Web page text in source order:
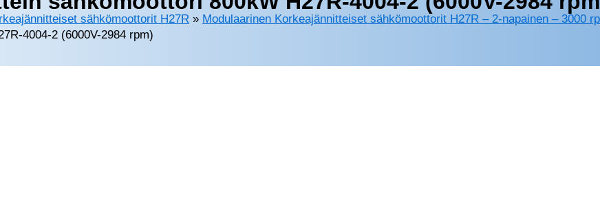
sähkömoottorit H27R » Modulaarinen Korkeajännitteiset sähkömoottorit H27R – 2-napainen – 3000
4004-2 (6000V-2984 rpm)